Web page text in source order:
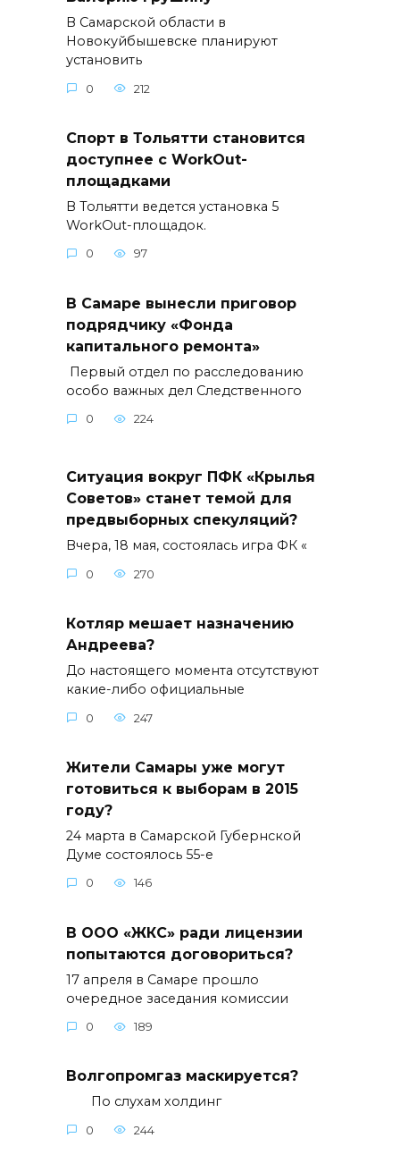
В Самарской области в
Новокуйбышевске планируют
установить
0 212
Спорт в Тольятти становится
доступнее с WorkOut-
площадками
В Тольятти ведется установка 5
WorkOut-площадок.
0 97
В Самаре вынесли приговор
подрядчику «Фонда
капитального ремонта»
Первый отдел по расследованию
особо важных дел Следственного
0 224
Ситуация вокруг ПФК «Крылья
Советов» станет темой для
предвыборных спекуляций?
Вчера, 18 мая, состоялась игра ФК «
0 270
Котляр мешает назначению
Андреева?
До настоящего момента отсутствуют
какие-либо официальные
0 247
Жители Самары уже могут
готовиться к выборам в 2015
году?
24 марта в Самарской Губернской
Думе состоялось 55-е
0 146
В ООО «ЖКС» ради лицензии
попытаются договориться?
17 апреля в Самаре прошло
очередное заседания комиссии
0 189
Волгопромгаз маскируется?
По слухам холдинг
0 244